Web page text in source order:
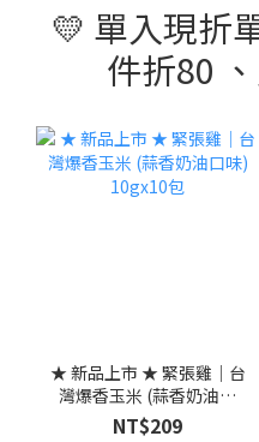
💛 單入現折
件折80
★ 新品上市 ★ 緊張雞｜台
灣爆香玉米 (蒜香奶油口
味) 10gx10包
NT$209